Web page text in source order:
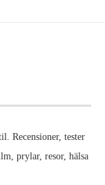
Recensioner, tester
prylar, resor, hälsa